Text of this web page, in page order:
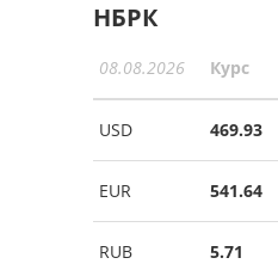
НБРК
08.08.2026 Курс
USD 469.93
EUR 541.64
RUB 5.71